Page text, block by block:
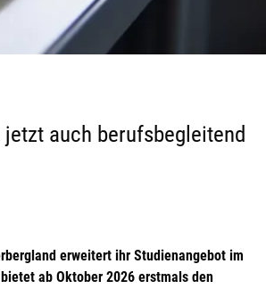
auch berufsbegleitend
erweitert ihr Studienangebot im
ab Oktober 2026 erstmals den